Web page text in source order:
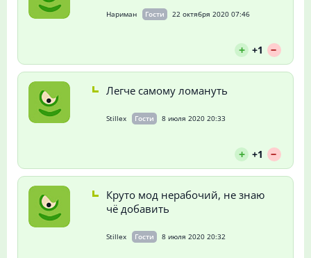
Нариман Гости 22 октября 2020 07:46
+ +1 --
Легче самому ломануть
Stillex Гости 8 июля 2020 20:33
+ +1 --
Круто мод нерабочий, не знаю
чё добавить
Stillex Гости 8 июля 2020 20:32